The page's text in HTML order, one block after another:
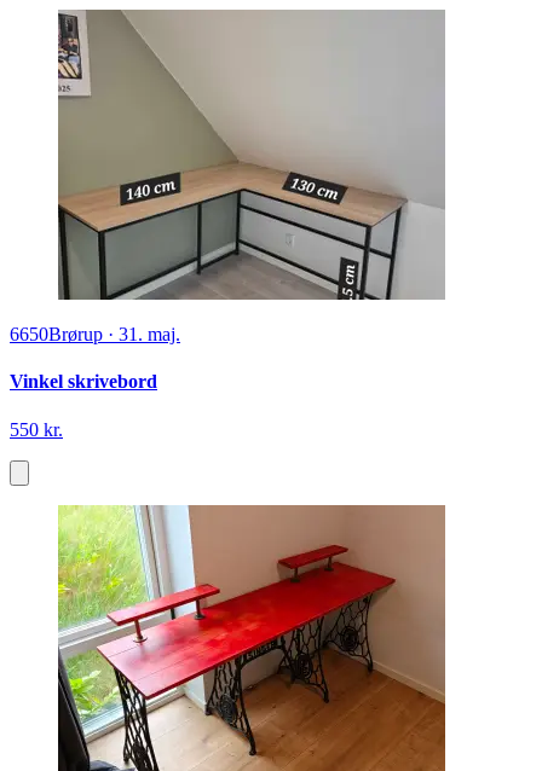
6650Brørup · 31. maj.
Vinkel skrivebord
550 kr.